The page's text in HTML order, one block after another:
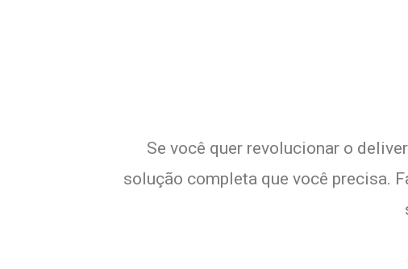
Se você quer revolucionar o
solução completa que você precisa.